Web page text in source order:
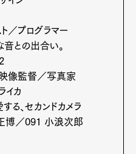
／プログラマー
との出合い。
映像監督／写真家
イカ
る、セカンドカメラ
博／091 小浪次郎